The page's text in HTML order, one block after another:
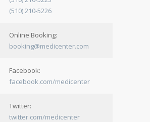
(510) 210-5226
Online Booking:
booking@medicenter.com
Facebook:
facebook.com/medicenter
Twitter:
twitter.com/medicenter